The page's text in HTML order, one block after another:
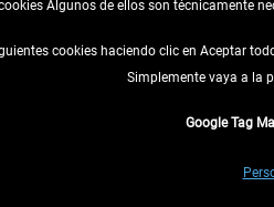
DESISTIR DEL
** De aplicación a envíos
Algunos de ellos son técnicamente
cookies haciendo clic en Aceptar
Simplemente vaya a la
Google Tag